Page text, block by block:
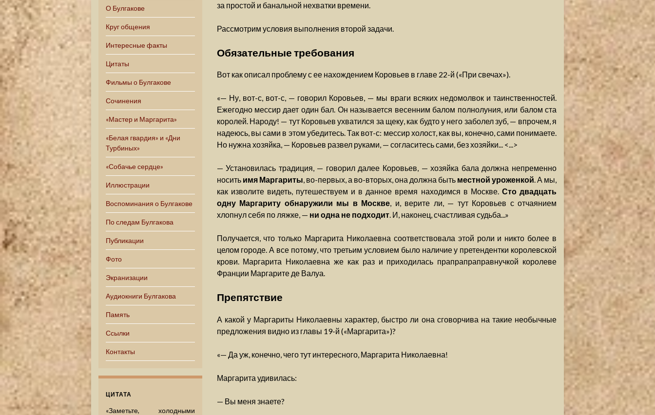
О Булгакове
Круг общения
Интересные факты
Цитаты
Фильмы о Булгакове
Сочинения
«Мастер и Маргарита»
«Белая гвардия» и «Дни
Турбиных»
«Собачье сердце»
Иллюстрации
Воспоминания о Булгакове
По следам Булгакова
Публикации
Фото
Экранизации
Аудиокниги Булгакова
Память
Ссылки
Контакты
ЦИТАТА
«Заметьте, холодными
за простой и банальной нехватки времени.
Рассмотрим условия выполнения второй задачи.
Обязательные требования
Вот как описал проблему с ее нахождением Коровьев в главе 22-й («При свечах»).
«— Ну, вот-с, вот-с, — говорил Коровьев, — мы враги всяких недомолвок и таинственностей.
Ежегодно мессир дает один бал. Он называется весенним балом полнолуния, или балом ста
королей. Народу! — тут Коровьев ухватился за щеку, как будто у него заболел зуб, — впрочем, я
надеюсь, вы сами в этом убедитесь. Так вот-с: мессир холост, как вы, конечно, сами понимаете.
Но нужна хозяйка, — Коровьев развел руками, — согласитесь сами, без хозяйки... <...>
— Установилась традиция, — говорил далее Коровьев, — хозяйка бала должна непременно
носить имя Маргариты, во-первых, а во-вторых, она должна быть местной уроженкой. А мы,
как изволите видеть, путешествуем и в данное время находимся в Москве. Сто двадцать
одну Маргариту обнаружили мы в Москве, и, верите ли, — тут Коровьев с отчаянием
хлопнул себя по ляжке, — ни одна не подходит. И, наконец, счастливая судьба...»
Получается, что только Маргарита Николаевна соответствовала этой роли и никто более в
целом городе. А все потому, что третьим условием было наличие у претендентки королевской
крови. Маргарита Николаевна же как раз и приходилась прапрапраправнучкой королеве
Франции Маргарите де Валуа.
Препятствие
А какой у Маргариты Николаевны характер, быстро ли она сговорчива на такие необычные
предложения видно из главы 19-й («Маргарита»)?
«— Да уж, конечно, чего тут интересного, Маргарита Николаевна!
Маргарита удивилась:
— Вы меня знаете?